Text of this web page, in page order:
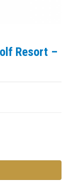
Resort –